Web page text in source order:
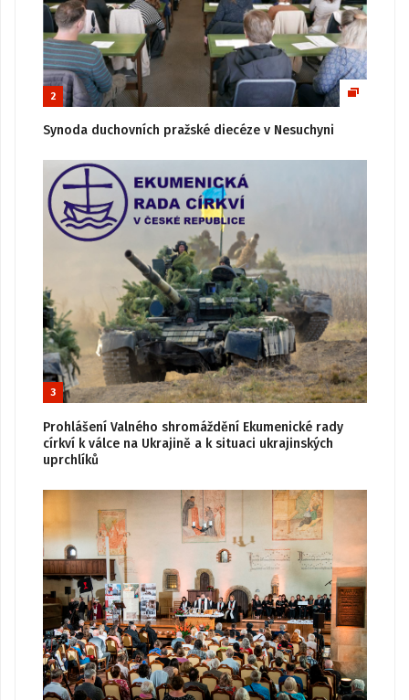
2
Synoda duchovních pražské diecéze v Nesuchyni
3
Prohlášení Valného shromáždění Ekumenické rady
církví k válce na Ukrajině a k situaci ukrajinských
uprchlíků